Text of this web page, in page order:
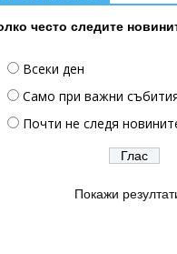
често следите
Всеки ден
Само при важни
Почти не следя
Покажи